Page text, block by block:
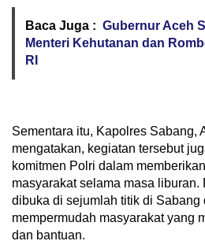
Baca Juga : Gubernur Aceh
Menteri Kehutanan dan
RI
Sementara itu, Kapolres Sabang,
mengatakan, kegiatan tersebut
komitmen Polri dalam
masyarakat selama masa liburan.
dibuka di sejumlah titik di Sabang
mempermudah masyarakat yang
dan bantuan.